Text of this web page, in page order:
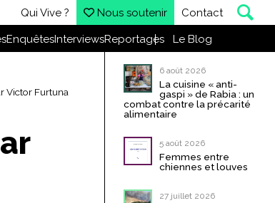
Qui Vive ? Nous soutenir Contact
EnquêtesInterviewsReportages Le Blog
Victor Furtuna
6 août 2026
La cuisine « anti-
gaspi » de Rabia : un
combat contre la précarité
alimentaire
5 août 2026
Femmes entre
chiennes et louves
27 juillet 2026